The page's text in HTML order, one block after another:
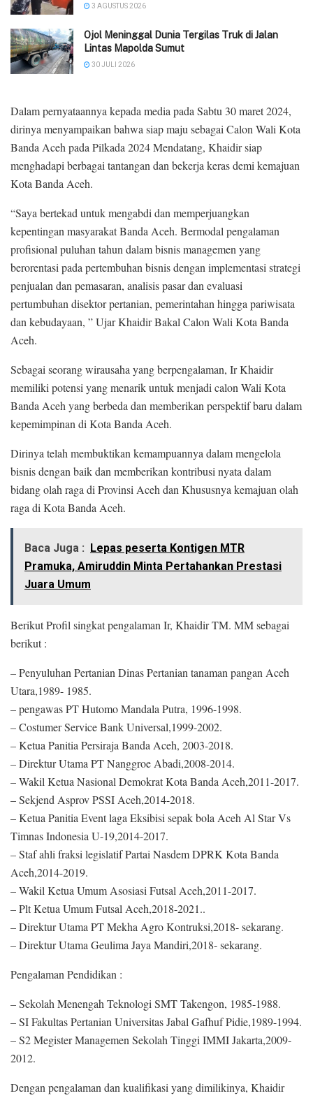
3 AGUSTUS 2026
Ojol Meninggal Dunia Tergilas Truk di Jalan
Lintas Mapolda Sumut
30 JULI 2026
Dalam pernyataannya kepada media pada Sabtu 30 maret 2024,
dirinya menyampaikan bahwa siap maju sebagai Calon Wali Kota
Banda Aceh pada Pilkada 2024 Mendatang, Khaidir siap
menghadapi berbagai tantangan dan bekerja keras demi kemajuan
Kota Banda Aceh.
“Saya bertekad untuk mengabdi dan memperjuangkan
kepentingan masyarakat Banda Aceh. Bermodal pengalaman
profisional puluhan tahun dalam bisnis managemen yang
berorentasi pada pertembuhan bisnis dengan implementasi strategi
penjualan dan pemasaran, analisis pasar dan evaluasi
pertumbuhan disektor pertanian, pemerintahan hingga pariwisata
dan kebudayaan, ” Ujar Khaidir Bakal Calon Wali Kota Banda
Aceh.
Sebagai seorang wirausaha yang berpengalaman, Ir Khaidir
memiliki potensi yang menarik untuk menjadi calon Wali Kota
Banda Aceh yang berbeda dan memberikan perspektif baru dalam
kepemimpinan di Kota Banda Aceh.
Dirinya telah membuktikan kemampuannya dalam mengelola
bisnis dengan baik dan memberikan kontribusi nyata dalam
bidang olah raga di Provinsi Aceh dan Khususnya kemajuan olah
raga di Kota Banda Aceh.
Baca Juga : Lepas peserta Kontigen MTR
Pramuka, Amiruddin Minta Pertahankan Prestasi
Juara Umum
Berikut Profil singkat pengalaman Ir, Khaidir TM. MM sebagai
berikut :
– Penyuluhan Pertanian Dinas Pertanian tanaman pangan Aceh
Utara,1989- 1985.
– pengawas PT Hutomo Mandala Putra, 1996-1998.
– Costumer Service Bank Universal,1999-2002.
– Ketua Panitia Persiraja Banda Aceh, 2003-2018.
– Direktur Utama PT Nanggroe Abadi,2008-2014.
– Wakil Ketua Nasional Demokrat Kota Banda Aceh,2011-2017.
– Sekjend Asprov PSSI Aceh,2014-2018.
– Ketua Panitia Event laga Eksibisi sepak bola Aceh Al Star Vs
Timnas Indonesia U-19,2014-2017.
– Staf ahli fraksi legislatif Partai Nasdem DPRK Kota Banda
Aceh,2014-2019.
– Wakil Ketua Umum Asosiasi Futsal Aceh,2011-2017.
– Plt Ketua Umum Futsal Aceh,2018-2021..
– Direktur Utama PT Mekha Agro Kontruksi,2018- sekarang.
– Direktur Utama Geulima Jaya Mandiri,2018- sekarang.
Pengalaman Pendidikan :
– Sekolah Menengah Teknologi SMT Takengon, 1985-1988.
– SI Fakultas Pertanian Universitas Jabal Gafhuf Pidie,1989-1994.
– S2 Megister Managemen Sekolah Tinggi IMMI Jakarta,2009-
2012.
Dengan pengalaman dan kualifikasi yang dimilikinya, Khaidir